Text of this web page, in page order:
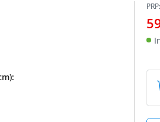
PRP: